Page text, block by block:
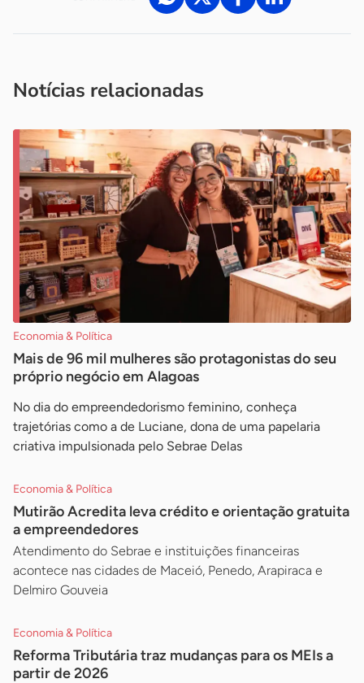
Notícias relacionadas
Economia & Política
Mais de 96 mil mulheres são protagonistas do seu
próprio negócio em Alagoas
No dia do empreendedorismo feminino, conheça
trajetórias como a de Luciane, dona de uma papelaria
criativa impulsionada pelo Sebrae Delas
Economia & Política
Mutirão Acredita leva crédito e orientação gratuita
a empreendedores
Atendimento do Sebrae e instituições financeiras
acontece nas cidades de Maceió, Penedo, Arapiraca e
Delmiro Gouveia
Economia & Política
Reforma Tributária traz mudanças para os MEIs a
partir de 2026